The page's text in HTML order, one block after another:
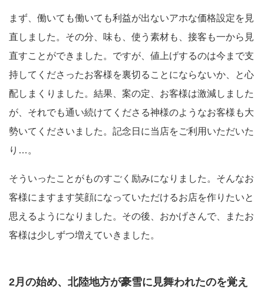
まず、働いても働いても利益が出ないアホな価格設定を見
直しました。その分、味も、使う素材も、接客も一から見
直すことができました。ですが、値上げするのは今まで支
持してくださったお客様を裏切ることにならないか、と心
配しまくりました。結果、案の定、お客様は激減しました
が、それでも通い続けてくださる神様のようなお客様も大
勢いてくださいました。記念日に当店をご利用いただいた
り…。
そういったことがものすごく励みになりました。そんなお
客様にますます笑顔になっていただけるお店を作りたいと
思えるようになりました。その後、おかげさんで、またお
客様は少しずつ増えていきました。
2月の始め、北陸地方が豪雪に見舞われたのを覚え